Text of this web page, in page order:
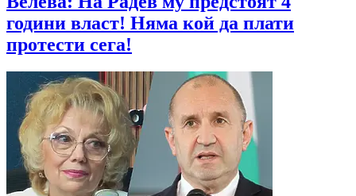
години власт! Няма кой да плати
протести сега!